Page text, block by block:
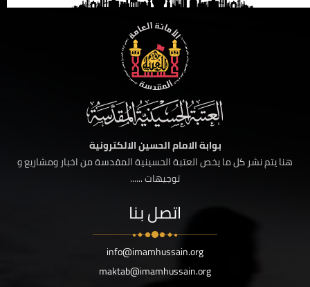
بوابة الامام الحسين الالكترونية
هنا يتم نشر كل ما يخص العتبة الحسينية المقدسة من اخبار ومشاريع و
توجيهات ......
اتصل بنا
info@imamhussain.org
maktab@imamhussain.org